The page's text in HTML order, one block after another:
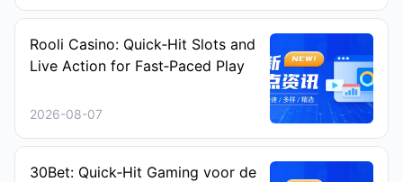
Rooli Casino: Quick‑Hit Slots and
Live Action for Fast‑Paced Play
2026-08-07
30Bet: Quick‑Hit Gaming voor de